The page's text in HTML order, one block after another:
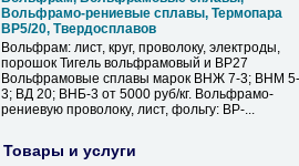
Вольфрамо-рениевые сплавы, Термопара
ВР5/20, Твердосплавов
Вольфрам: лист, круг, проволоку, электроды,
порошок Тигель вольфрамовый и ВР27
Вольфрамовые сплавы марок ВНЖ 7-3; ВНМ 5-
3; ВД 20; ВНБ-3 от 5000 руб/кг. Вольфрамо-
рениевую проволоку, лист, фольгу: ВР-...
Товары и услуги